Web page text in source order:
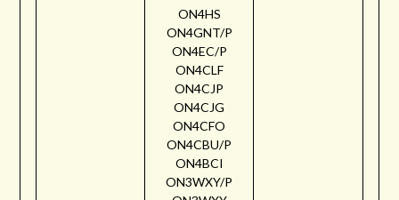
ON4HS
ON4GNT/P
ON4EC/P
ON4CLF
ON4CJP
ON4CJG
ON4CFO
ON4CBU/P
ON4BCI
ON3WXY/P